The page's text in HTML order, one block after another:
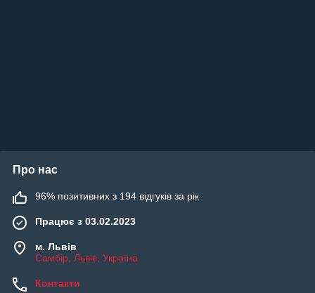
Про нас
96% позитивних з 194 відгуків за рік
Працює з 03.02.2023
м. Львів
Самбір, Львів, Україна
Контакти